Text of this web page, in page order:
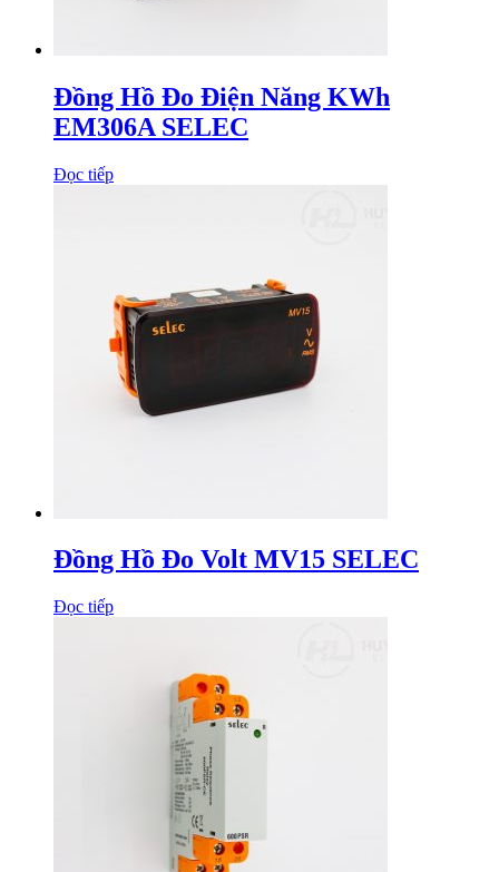
Đồng Hồ Đo Điện Năng KWh
EM306A SELEC
Đọc tiếp
Đồng Hồ Đo Volt MV15 SELEC
Đọc tiếp